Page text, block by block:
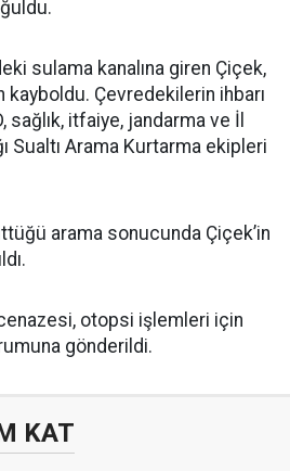
sulama kanalına giren Çiçek,
Çevredekilerin ihbarı
sağlık, itfaiye, jandarma ve İl
Sualtı Arama Kurtarma ekipleri
arama sonucunda Çiçek’in
otopsi işlemleri için
gönderildi.
KAT